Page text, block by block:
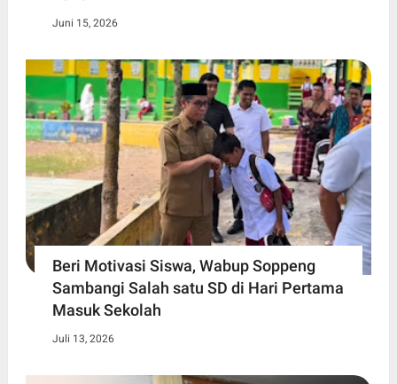
Juni 15, 2026
Beri Motivasi Siswa, Wabup Soppeng
Sambangi Salah satu SD di Hari Pertama
Masuk Sekolah
Juli 13, 2026